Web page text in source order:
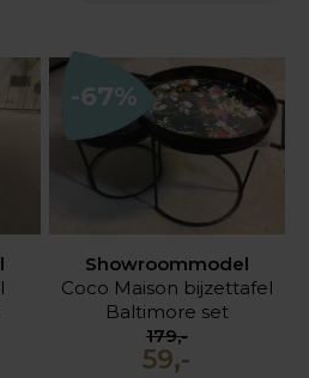
Showroommodel
Coco Maison bijzettafel
Baltimore set
179,-
59,-
-67%